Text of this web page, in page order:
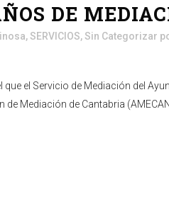
DE
,SERVICIOS,Sin Categorizar
el Servicio de Mediación del
Mediación de Cantabria (AMECAN)